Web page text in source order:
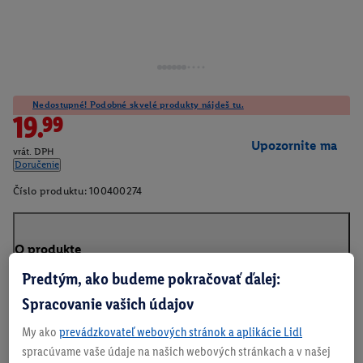
Nedostupné! Podobné skvelé produkty nájdeš tu.
19.99
vrát. DPH
Doručenie
Upozornite ma
Číslo produktu: 100400274
O produkte
Predtým, ako budeme pokračovať ďalej:
Spracovanie vašich údajov
My ako prevádzkovateľ webových stránok a aplikácie Lidl
spracúvame vaše údaje na našich webových stránkach a v našej